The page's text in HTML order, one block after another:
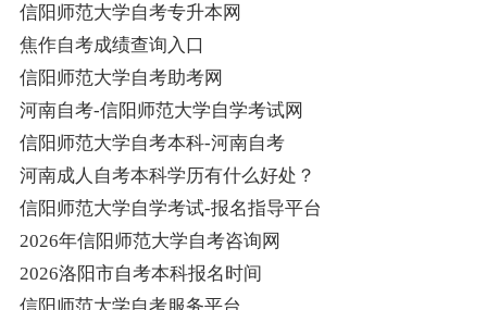
信阳师范大学自考专升本网
焦作自考成绩查询入口
信阳师范大学自考助考网
河南自考-信阳师范大学自学考试网
信阳师范大学自考本科-河南自考
河南成人自考本科学历有什么好处？
信阳师范大学自学考试-报名指导平台
2026年信阳师范大学自考咨询网
2026洛阳市自考本科报名时间